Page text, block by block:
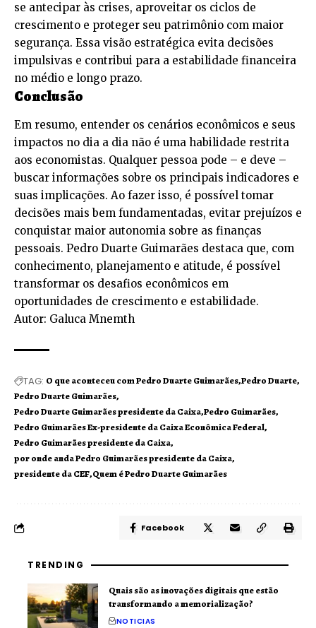
se antecipar às crises, aproveitar os ciclos de
crescimento e proteger seu patrimônio com maior
segurança. Essa visão estratégica evita decisões
impulsivas e contribui para a estabilidade financeira
no médio e longo prazo.
Conclusão
Em resumo, entender os cenários econômicos e seus
impactos no dia a dia não é uma habilidade restrita
aos economistas. Qualquer pessoa pode – e deve –
buscar informações sobre os principais indicadores e
suas implicações. Ao fazer isso, é possível tomar
decisões mais bem fundamentadas, evitar prejuízos e
conquistar maior autonomia sobre as finanças
pessoais. Pedro Duarte Guimarães destaca que, com
conhecimento, planejamento e atitude, é possível
transformar os desafios econômicos em
oportunidades de crescimento e estabilidade.
Autor: Galuca Mnemth
TAG: O que aconteceu com Pedro Duarte Guimarães Pedro Duarte
Pedro Duarte Guimarães
Pedro Duarte Guimarães presidente da Caixa Pedro Guimarães
Pedro Guimarães Ex-presidente da Caixa Econômica Federal
Pedro Guimarães presidente da Caixa
por onde anda Pedro Guimarães presidente da Caixa
presidente da CEF Quem é Pedro Duarte Guimarães
Facebook
TRENDING
Quais são as inovações digitais que estão
transformando a memorialização?
NOTICIAS